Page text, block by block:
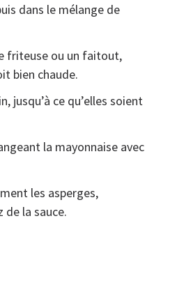
dans le mélange de
friteuse ou un faitout,
bien chaude.
jusqu’à ce qu’elles soient
la mayonnaise avec
les asperges,
la sauce.